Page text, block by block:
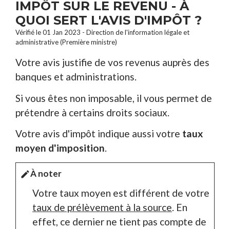
IMPÔT SUR LE REVENU - À
QUOI SERT L'AVIS D'IMPÔT ?
Vérifié le 01 Jan 2023 - Direction de l'information légale et
administrative (Première ministre)
Votre avis justifie de vos revenus auprès des
banques et administrations.
Si vous êtes non imposable, il vous permet de
prétendre à certains droits sociaux.
Votre avis d'impôt indique aussi votre taux
moyen d'imposition.
editÀ noter
Votre taux moyen est différent de votre
taux de prélèvement à la source . En
effet, ce dernier ne tient pas compte de